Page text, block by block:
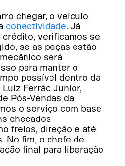
chegar, o veículo
conectividade. Já
crédito, verificamos se
se as peças estão
será
para manter o
possível dentro da
Luiz Ferrão Junior,
Pós-Vendas da
o serviço com base
checados
freios, direção e até
No fim, o chefe de
final para liberação